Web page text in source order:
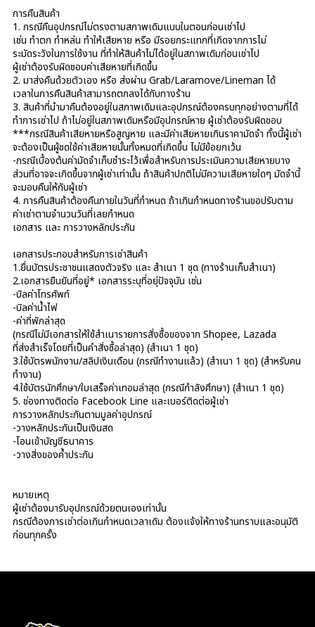
การคืนสินค้า
1. กรณีคืนอุปกรณ์ไม่ตรงตามสภาพเดิมแบบในตอนก่อนเช่าไป
เช่น ทำตก ทำหล่น ทำให้เสียหาย หรือ มีรอยกระแทกที่เกิดจากการไม่
ระมัดระวังในการใช้งาน ที่ทำให้สินค้าไม่ได้อยู่ในสภาพเดิมก่อนเช่าไป
ผู้เช่าต้องรับผิดชอบค่าเสียหายที่เกิดขึ้น
2. มาส่งคืนด้วยตัวเอง หรือ ส่งผ่าน Grab/Laramove/Lineman ได้
เวลาในการคืนสินค้าสามารถตกลงได้กับทางร้าน
3. สินค้าที่นำมาคืนต้องอยู่ในสภาพเดิมและอุปกรณ์ต้องครบทุกอย่างตามที่ได้
ทำการเช่าไป ถ้าไม่อยู่ในสภาพเดิมหรือมีอุปกรณ์หาย ผู้เช่าต้องรับผิดชอบ
***กรณีสินค้าเสียหายหรือสูญหาย และมีค่าเสียหายเกินราคามัดจำ ทั้งนี้ผู้เช่า
จะต้องเป็นผู้ชดใช้ค่าเสียหายนั้นทั้งหมดที่เกิดขึ้น ไม่มีข้อยกเว้น
-กรณีเบื้องต้นค่ามัดจำเก็บชำระไว้เพื่อสำหรับการประเมินความเสียหายบาง
ส่วนที่อาจจะเกิดขึ้นจากผู้เช่าเท่านั้น ถ้าสินค้าปกติไม่มีความเสียหายใดๆ มัดจำนี้
จะมอบคืนให้กับผู้เช่า
4. การคืนสินค้าต้องคืนภายในวันที่กำหนด ถ้าเกินกำหนดทางร้านขอปรับตาม
ค่าเช่าตามจำนวนวันที่เลยกำหนด
เอกสาร และ การวางหลักประกัน
เอกสารประกอบสำหรับการเช่าสินค้า
1.ยื่นบัตรประชาชนแสดงตัวจริง และ สำเนา 1 ชุด (ทางร้านเก็บสำเนา)
2.เอกสารยืนยันที่อยู่* เอกสารระบุที่อยุ่ปัจจุบัน เช่น
-บิลค่าโทรศัพท์
-บิลค่าน้ำไฟ
-ค่าที่พักล่าสุด
(กรณีไม่มีเอกสารให้ใช้สำเนารายการสั่งซื้อของจาก Shopee, Lazada
ที่ส่งสำเร็จโดยที่เป็นคำสั่งซื้อล่าสุด) (สำเนา 1 ชุด)
3.ใช้บัตรพนักงาน/สลิปเงินเดือน (กรณีทำงานแล้ว) (สำเนา 1 ชุด) (สำหรับคน
ทำงาน)
4.ใช้บัตรนักศึกษา/ใบเสร็จค่าเทอมล่าสุด (กรณีกำลังศึกษา) (สำเนา 1 ชุด)
5. ช่องทางติดต่อ Facebook Line และเบอร์ติดต่อผู้เช่า
การวางหลักประกันตามมูลค่าอุปกรณ์
-วางหลักประกันเป็นเงินสด
-โอนเข้าบัญชีธนาคาร
-วางสิ่งของค้ำประกัน
หมายเหตุ
ผู้เช่าต้องมารับอุปกรณ์ด้วยตนเองเท่านั้น
กรณีต้องการเช่าต่อเกินกำหนดเวลาเดิม ต้องแจ้งให้ทางร้านทราบและอนุมัติ
ก่อนทุกครั้ง